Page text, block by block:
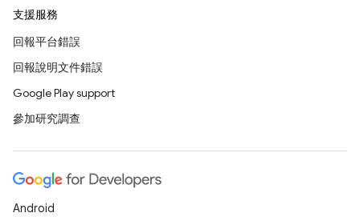
支援服務
回報平台錯誤
回報說明文件錯誤
Google Play support
參加研究調查
Android